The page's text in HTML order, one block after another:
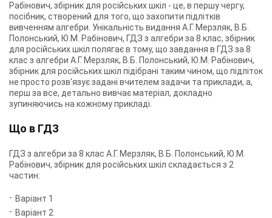
Рабінович, збірник для російських шкіл - це, в першу чергу,
посібник, створений для того, що захопити підлітків
вивченням алгебри. Унікальність видання А.Г. Мерзляк, В.Б.
Полонський, Ю.М. Рабінович, ГДЗ з алгебри за 8 клас, збірник
для російських шкіл полягає в тому, що завдання в ГДЗ за 8
клас з алгебри А.Г. Мерзляк, В.Б. Полонський, Ю.М. Рабінович,
збірник для російських шкіл підібрані таким чином, що підліток
не просто розв'язує задані вчителем задачи та приклади, а,
перш за все, детально вивчає матеріал, докладно
зупиняючись на кожному прикладі.
Що в ГДЗ
ГДЗ з алгебри за 8 клас А.Г. Мерзляк, В.Б. Полонський, Ю.М.
Рабінович, збірник для російських шкіл складається з 2
частин:
Варіант 1
Варіант 2